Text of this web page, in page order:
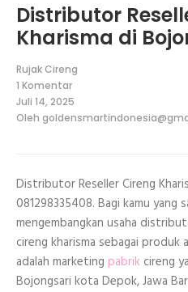
Distributor
Kharisma di
Rujak Cireng
1 Komentar
pada
Distributor
Reseller
Depok
Juli 14, 2025
Oleh
Distributor Reseller Cireng
081298335408. Bagi kamu yang
mengembangkan usaha
cireng kharisma sebagai produk
adalah marketing pabrik cireng
Bojongsari kota Depok, Jawa